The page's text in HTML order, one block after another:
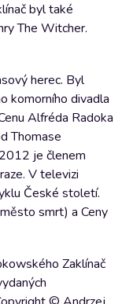
byl také
The Witcher.
herec. Byl
komorního divadla
Alfréda Radoka
Thomase
je členem
V televizi
České století.
smrt) a Ceny
Zaklínač